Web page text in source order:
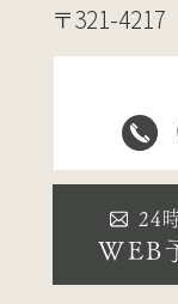
〒321-4217
24
WEB